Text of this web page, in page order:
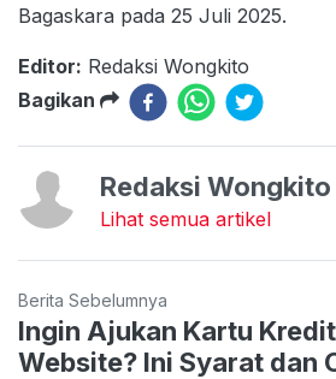
Bagaskara pada 25 Juli 2025.
Editor: Redaksi Wongkito
Bagikan
Redaksi Wongkito
Lihat semua artikel
Berita Sebelumnya
Ingin Ajukan Kartu Kredit
Website? Ini Syarat dan